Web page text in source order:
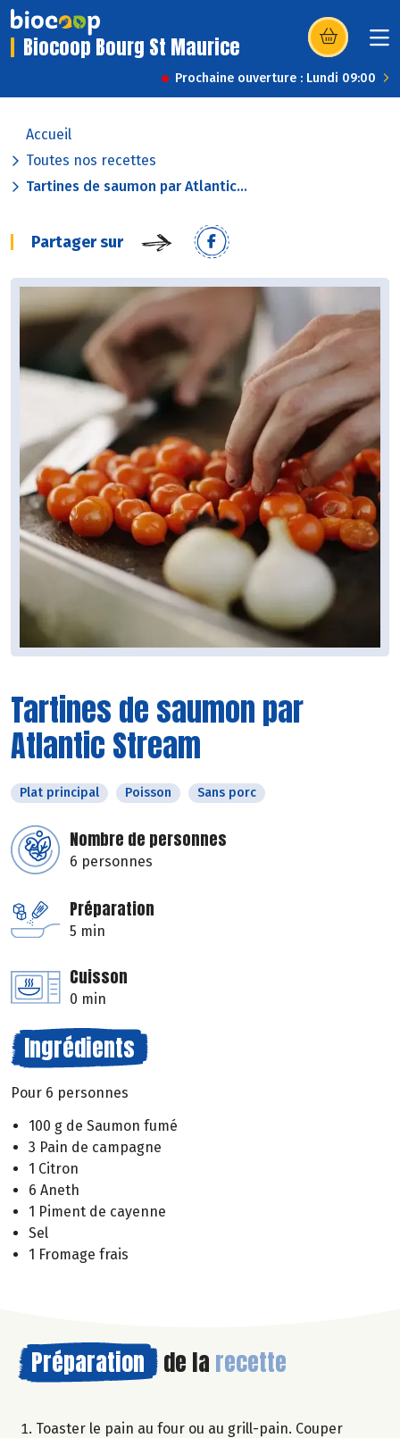
Biocoop Bourg St Maurice (s’ouvre dans
Prochaine ouverture : Lundi 09:00
Accueil
Toutes nos recettes
Tartines de saumon par Atlantic...
Partager sur
Tartines de saumon par
Atlantic Stream
Plat principal Poisson Sans porc
Nombre de personnes
6 personnes
Préparation
5 min
Cuisson
0 min
Ingrédients
Pour 6 personnes
100 g de Saumon fumé
3 Pain de campagne
1 Citron
6 Aneth
1 Piment de cayenne
Sel
1 Fromage frais
Préparation de la recette
Toaster le pain au four ou au grill-pain. Couper